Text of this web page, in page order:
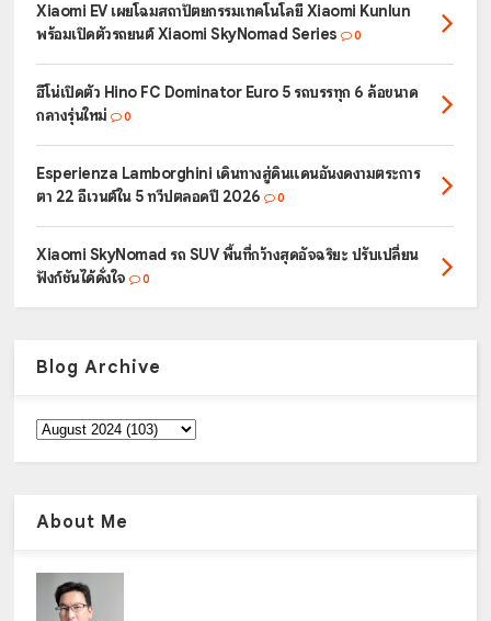
Xiaomi EV เผยโฉมสถาปัตยกรรมเทคโนโลยี Xiaomi Kunlun
พร้อมเปิดตัวรถยนต์ Xiaomi SkyNomad Series
0
ฮีโน่เปิดตัว Hino FC Dominator Euro 5 รถบรรทุก 6 ล้อขนาด
กลางรุ่นใหม่
0
Esperienza Lamborghini เดินทางสู่ดินแดนอันงดงามตระการ
ตา 22 อีเวนต์ใน 5 ทวีปตลอดปี 2026
0
Xiaomi SkyNomad รถ SUV พื้นที่กว้างสุดอัจฉริยะ ปรับเปลี่ยน
ฟังก์ชันได้ดั่งใจ
0
Blog Archive
About Me